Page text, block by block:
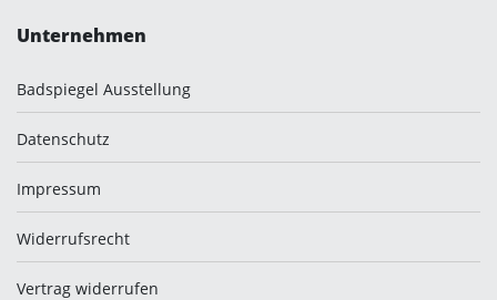
Unternehmen
Badspiegel Ausstellung
Datenschutz
Impressum
Widerrufsrecht
Vertrag widerrufen